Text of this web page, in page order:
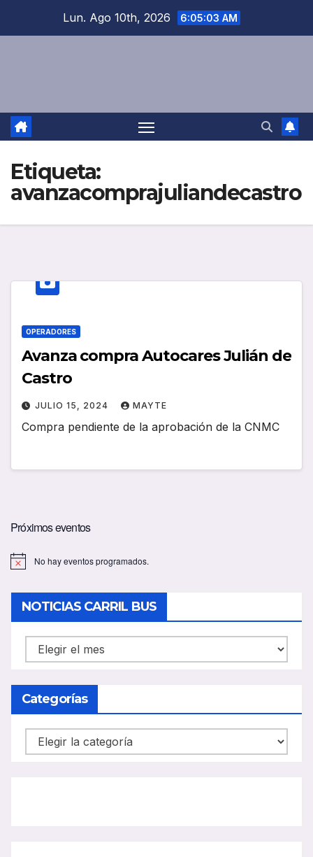
Lun. Ago 10th, 2026 6:05:03 AM
Etiqueta:
avanzacomprajuliandecastro
OPERADORES
Avanza compra Autocares Julián de
Castro
JULIO 15, 2024 MAYTE
Compra pendiente de la aprobación de la CNMC
Próximos eventos
No hay eventos programados.
NOTICIAS CARRIL BUS
NOTICIAS
CARRIL
BUS
Categorías
Categorías